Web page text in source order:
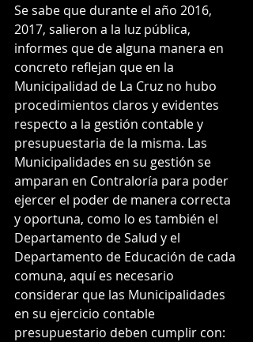
Se sabe que durante el año 2016,
2017, salieron a la luz pública,
informes que de alguna manera en
concreto reflejan que en la
Municipalidad de La Cruz no hubo
procedimientos claros y evidentes
respecto a la gestión contable y
presupuestaria de la misma. Las
Municipalidades en su gestión se
amparan en Contraloría para poder
ejercer el poder de manera correcta
y oportuna, como lo es también el
Departamento de Salud y el
Departamento de Educación de cada
comuna, aquí es necesario
considerar que las Municipalidades
en su ejercicio contable
presupuestario deben cumplir con: